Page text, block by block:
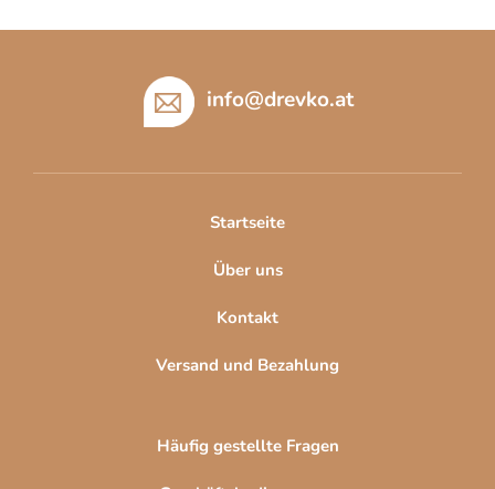
info@drevko.at
Startseite
Über uns
Kontakt
Versand und Bezahlung
Häufig gestellte Fragen